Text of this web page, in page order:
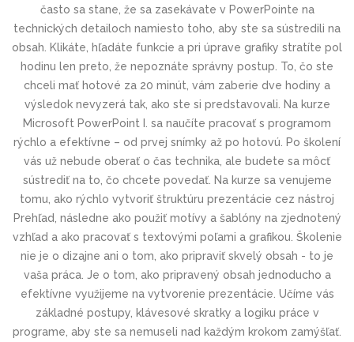
často sa stane, že sa zasekávate v PowerPointe na
technických detailoch namiesto toho, aby ste sa sústredili na
obsah. Klikáte, hľadáte funkcie a pri úprave grafiky stratíte pol
hodinu len preto, že nepoznáte správny postup. To, čo ste
chceli mať hotové za 20 minút, vám zaberie dve hodiny a
výsledok nevyzerá tak, ako ste si predstavovali. Na kurze
Microsoft PowerPoint I. sa naučíte pracovať s programom
rýchlo a efektívne – od prvej snímky až po hotovú. Po školení
vás už nebude oberať o čas technika, ale budete sa môcť
sústrediť na to, čo chcete povedať. Na kurze sa venujeme
tomu, ako rýchlo vytvoriť štruktúru prezentácie cez nástroj
Prehľad, následne ako použiť motívy a šablóny na zjednotený
vzhľad a ako pracovať s textovými poľami a grafikou. Školenie
nie je o dizajne ani o tom, ako pripraviť skvelý obsah - to je
vaša práca. Je o tom, ako pripravený obsah jednoducho a
efektívne využijeme na vytvorenie prezentácie. Učíme vás
základné postupy, klávesové skratky a logiku práce v
programe, aby ste sa nemuseli nad každým krokom zamýšľať.